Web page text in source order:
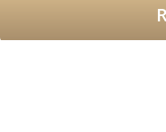
Tomas de
Secador de